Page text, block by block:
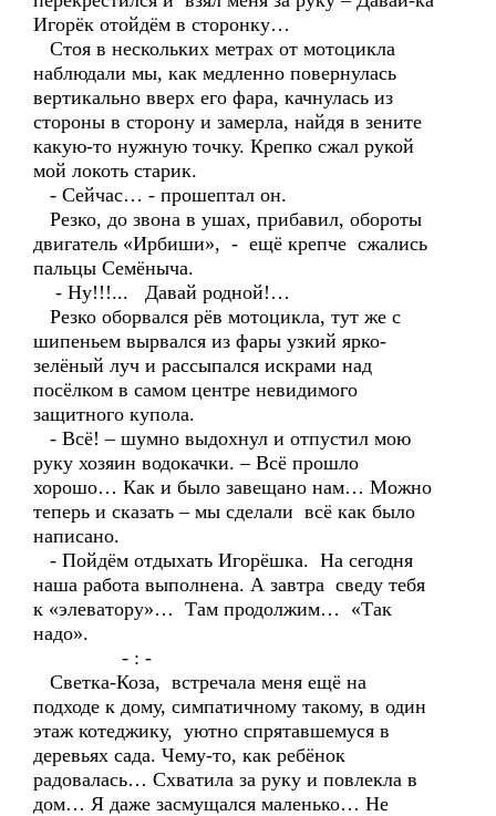
Игорёк отойдём в сторонку…
Стоя в нескольких метрах от мотоцикла
наблюдали мы, как медленно повернулась
вертикально вверх его фара, качнулась из
стороны в сторону и замерла, найдя в зените
какую-то нужную точку. Крепко сжал рукой
мой локоть старик.
- Сейчас… - прошептал он.
Резко, до звона в ушах, прибавил, обороты
двигатель «Ирбиши», - ещё крепче сжались
пальцы Семёныча.
- Ну!!!... Давай родной!…
Резко оборвался рёв мотоцикла, тут же с
шипеньем вырвался из фары узкий ярко-
зелёный луч и рассыпался искрами над
посёлком в самом центре невидимого
защитного купола.
- Всё! – шумно выдохнул и отпустил мою
руку хозяин водокачки. – Всё прошло
хорошо… Как и было завещано нам… Можно
теперь и сказать – мы сделали всё как было
написано.
- Пойдём отдыхать Игорёшка. На сегодня
наша работа выполнена. А завтра сведу тебя
к «элеватору»… Там продолжим… «Так
надо».
- : -
Светка-Коза, встречала меня ещё на
подходе к дому, симпатичному такому, в один
этаж котеджику, уютно спрятавшемуся в
деревьях сада. Чему-то, как ребёнок
радовалась… Схватила за руку и повлекла в
дом… Я даже засмущался маленько… Не